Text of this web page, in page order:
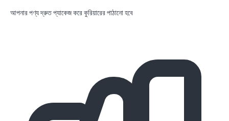
আপনার পণ্য দ্রুত প্যাকেজ করে কুরিয়ারের পাঠানো হবে